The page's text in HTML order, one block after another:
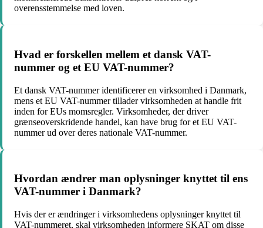
overensstemmelse med loven.
Hvad er forskellen mellem et dansk VAT-
nummer og et EU VAT-nummer?
Et dansk VAT-nummer identificerer en virksomhed i Danmark,
mens et EU VAT-nummer tillader virksomheden at handle frit
inden for EUs momsregler. Virksomheder, der driver
grænseoverskridende handel, kan have brug for et EU VAT-
nummer ud over deres nationale VAT-nummer.
Hvordan ændrer man oplysninger knyttet til ens
VAT-nummer i Danmark?
Hvis der er ændringer i virksomhedens oplysninger knyttet til
VAT-nummeret, skal virksomheden informere SKAT om disse